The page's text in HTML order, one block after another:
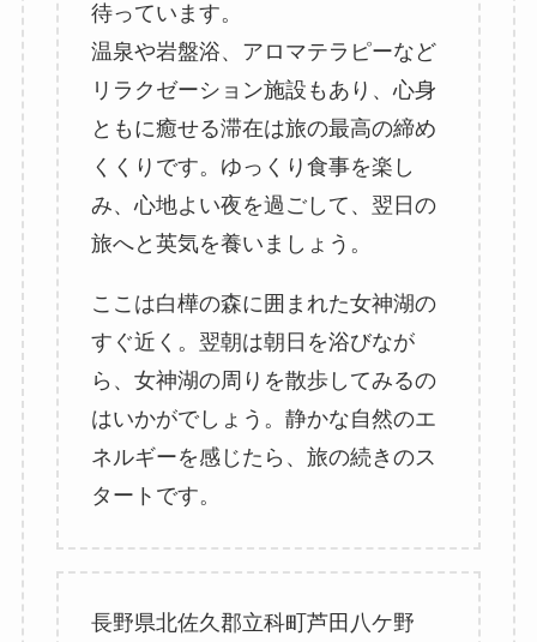
待っています。
温泉や岩盤浴、アロマテラピーなど
リラクゼーション施設もあり、心身
ともに癒せる滞在は旅の最高の締め
くくりです。ゆっくり食事を楽し
み、心地よい夜を過ごして、翌日の
旅へと英気を養いましょう。
ここは白樺の森に囲まれた女神湖の
すぐ近く。翌朝は朝日を浴びなが
ら、女神湖の周りを散歩してみるの
はいかがでしょう。静かな自然のエ
ネルギーを感じたら、旅の続きのス
タートです。
⻑野県北佐久郡⽴科町芦⽥⼋ケ野